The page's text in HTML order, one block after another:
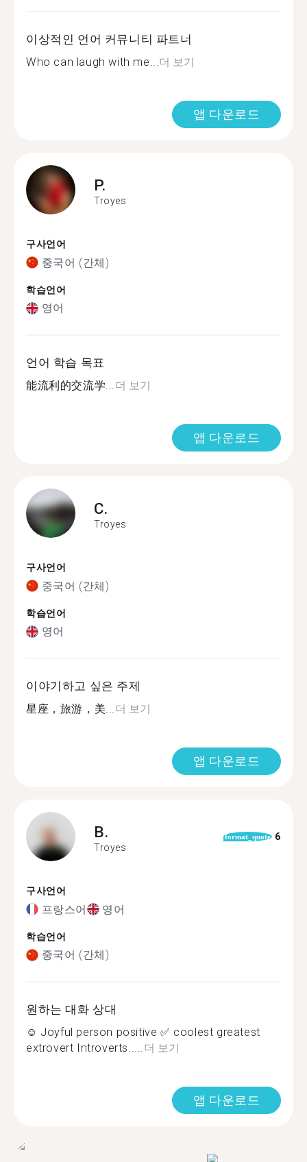
이상적인 언어 커뮤니티 파트너
Who can laugh with me...더 보기
앱 다운로드
P.
Troyes
구사언어
중국어 (간체)
학습언어
영어
언어 학습 목표
能流利的交流学...더 보기
앱 다운로드
C.
Troyes
구사언어
중국어 (간체)
학습언어
영어
이야기하고 싶은 주제
星座，旅游，美...더 보기
앱 다운로드
B.
Troyes
format_quote 6
구사언어
프랑스어 영어
학습언어
중국어 (간체)
원하는 대화 상대
☺️ Joyful person positive ✅ coolest greatest
extrovert Introverts.....더 보기
앱 다운로드